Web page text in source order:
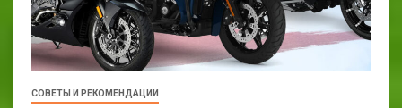
СОВЕТЫ И РЕКОМЕНДАЦИИ